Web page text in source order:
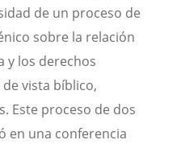
de un proceso de
sobre la relación
y los derechos
vista bíblico,
Este proceso de dos
en una conferencia